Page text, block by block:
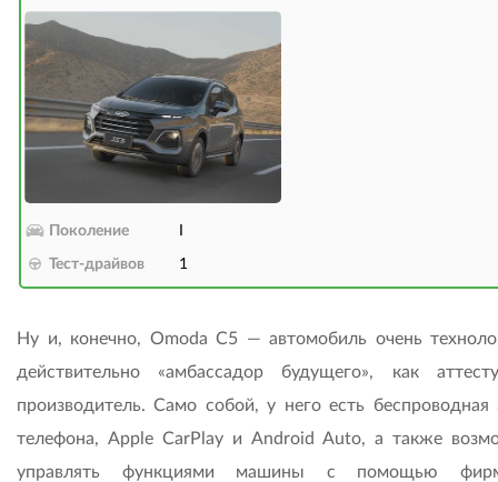
Поколение
Тест-драйвов 1
Ну и, конечно, Omoda C5 — автомобиль очень
действительно «амбассадор будущего», как
производитель. Само собой, у него есть беспроводная
телефона, Apple CarPlay и Android Auto, а также
управлять функциями машины с помощью